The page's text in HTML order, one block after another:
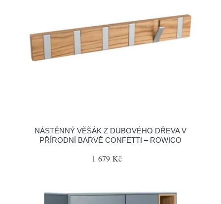
NÁSTĚNNÝ VĚŠÁK Z DUBOVÉHO DŘEVA V
PŘÍRODNÍ BARVĚ CONFETTI – ROWICO
1 679 Kč